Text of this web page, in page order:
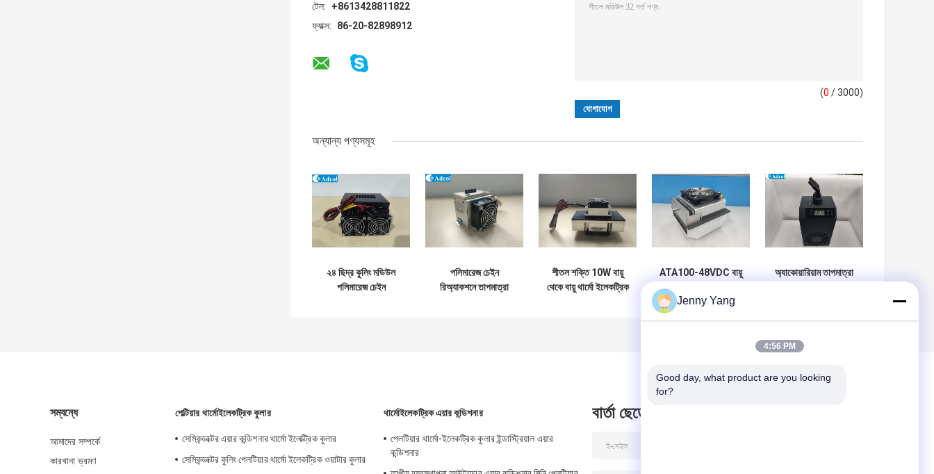
টেল:
+8613428811822
ফ্যাক্স:
86-20-82898912
(0 / 3000)
অন্যান্য পণ্যসমূহ
২৪ ছিদ্র কুলিং মডিউল
পলিমারেজ চেইন
পলিমারেজ চেইন
রিঅ্যাকশনে তাপমাত্রা
শীতল শক্তি 10W বায়ু
থেকে বায়ু থার্মো ইলেকট্রিক
ATA100-48VDC বায়ু
থেকে বায়ু পর্যন্ত তাপবিদ্যুৎ
কুলার সমাবেশ
অ্যাকোয়ারিয়াম তাপমাত্রা
সম্বন্ধে
আমাদের সম্পর্কে
কারখানা ভ্রমণ
পেল্টিয়ার থার্মোইলেকট্রিক কুলার
সেমিকন্ডাক্টর এয়ার কন্ডিশনার থার্মো ইলেক্ট্রিক কুলার
সেমিকন্ডাক্টর কুলিং পেলটিয়ার থার্মো ইলেকট্রিক ওয়াটার কুলার
থার্মোইলেকট্রিক এয়ার কন্ডিশনার
পেলটিয়ার থার্মো-ইলেকট্রিক কুলার ইন্ডাস্ট্রিয়াল এয়ার
কন্ডিশনার
বার্তা ছেড়ে
Jenny Yang
4:56 PM
Good day, what product are you looking
for?